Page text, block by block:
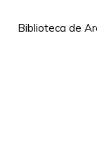
Biblioteca de